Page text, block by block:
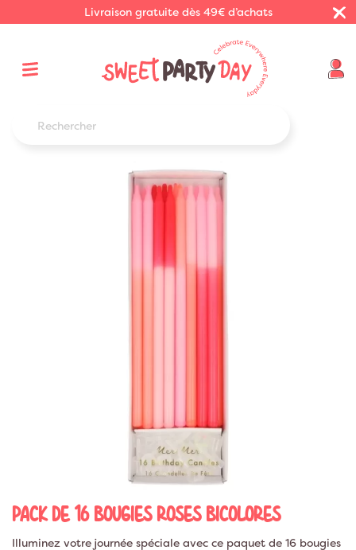
Livraison gratuite dès 49€ d’achats
PACK DE 16 BOUGIES ROSES BICOLORES
Illuminez votre journée spéciale avec ce paquet de 16 bougies